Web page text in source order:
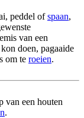
peddel ofspaan,
van een
doen, pagaaide
om te roeien.
van een houten
.